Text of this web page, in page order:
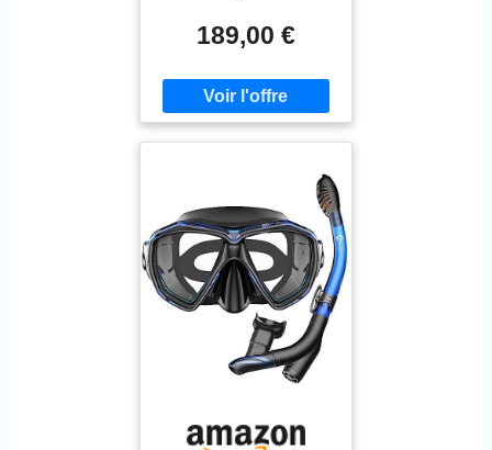
189,00 €